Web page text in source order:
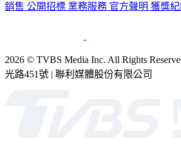
銷售 公開招標 業務服務 官方聲明 獲獎
2026 © TVBS Media Inc. All Rights
光路451號 | 聯利媒體股份有限公司